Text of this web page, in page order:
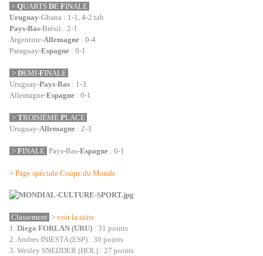
> QUARTS DE FINALE
Uruguay-Ghana : 1-1, 4-2 tab
Pays-Bas-Brésil : 2-1
Argentine-Allemagne : 0-4
Paraguay-Espagne : 0-1
> DEMI-FINALE
Uruguay-Pays-Bas : 1-3
Allemagne-Espagne : 0-1
> TROISIÈME PLACE
Uruguay-Allemagne : 2-3
> FINALE Pays-Bas-Espagne : 0-1
> Page spéciale Coupe du Monde
Classement > voir la suite
1. Diego FORLAN (URU) : 31 points
2. Andres INIESTA (ESP) : 30 points
3. Wesley SNEIJDER (HOL) : 27 points